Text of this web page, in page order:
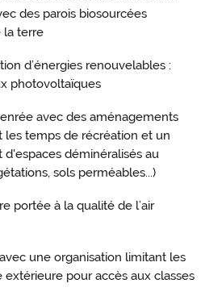
des parois biosourcées
la terre
d’énergies renouvelables :
photovoltaïques
avec des aménagements
les temps de récréation et un
déminéralisés au
sols perméables...)
portée à la qualité de l’air
une organisation limitant les
extérieure pour accès aux classes